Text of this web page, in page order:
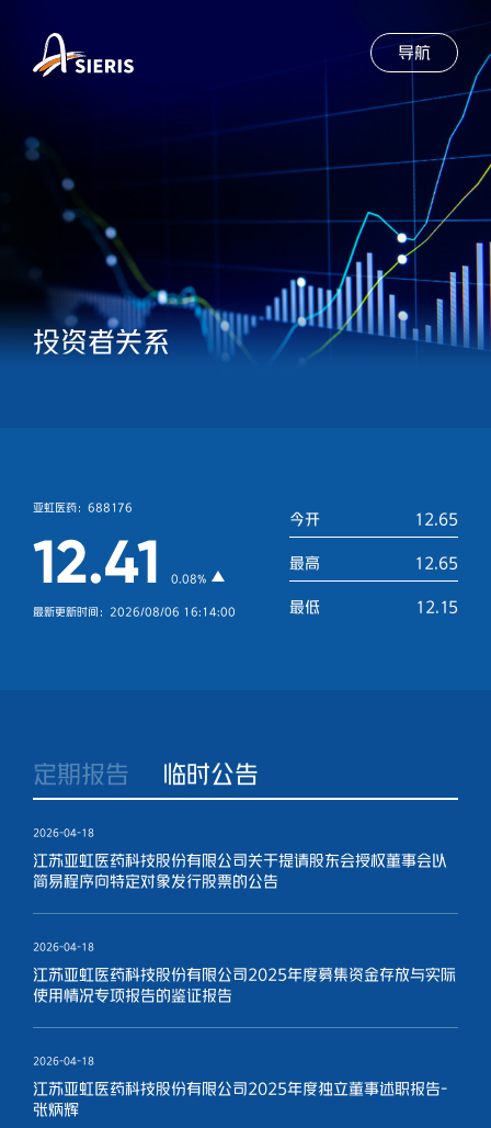
导航
投资者关系
亚虹医药：688176
12.41 0.08%
最新更新时间：2026/08/06 16:14:00
今开 12.65
最高 12.65
最低 12.15
定期报告 临时公告
2026-04-18
江苏亚虹医药科技股份有限公司关于提请股东会授权董事会以
简易程序向特定对象发行股票的公告
2026-04-18
江苏亚虹医药科技股份有限公司2025年度募集资金存放与实际
使用情况专项报告的鉴证报告
2026-04-18
江苏亚虹医药科技股份有限公司2025年度独立董事述职报告-
张炳辉